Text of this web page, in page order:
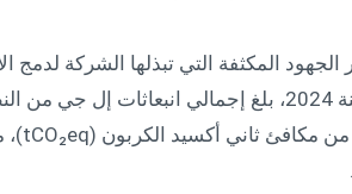
الجهود المكثفة التي تبذلها الشركة